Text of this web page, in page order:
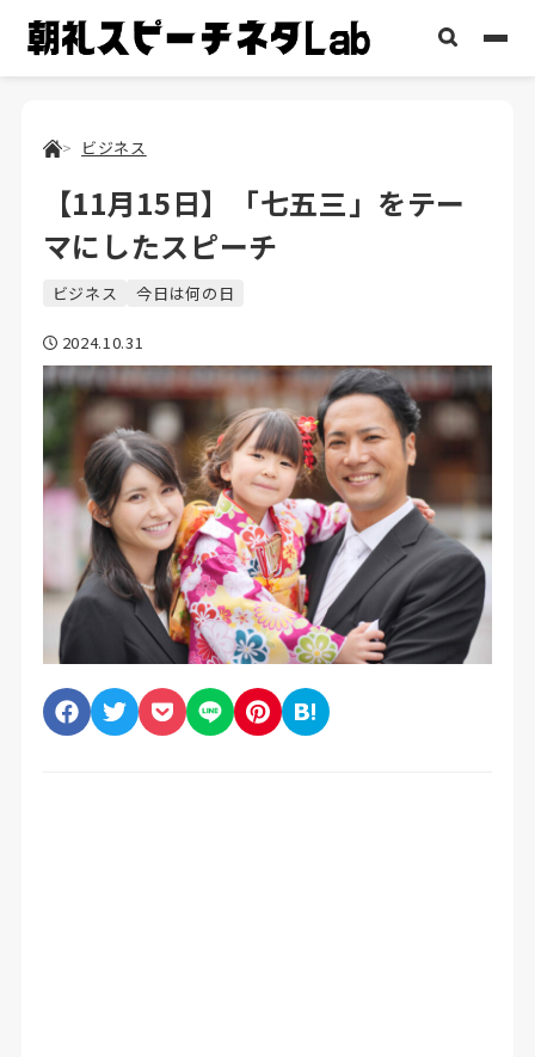
ビジネス
【11月15日】「七五三」をテー
マにしたスピーチ
ビジネス 今日は何の日
2024.10.31